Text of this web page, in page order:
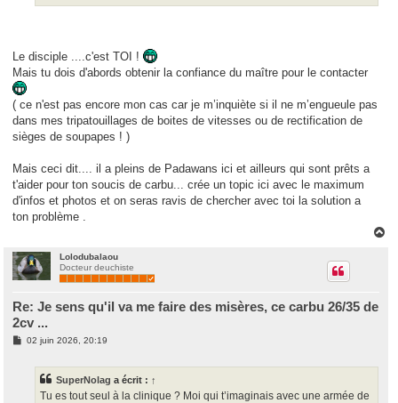
Le disciple ....c'est TOI !
Mais tu dois d'abords obtenir la confiance du maître pour le contacter
( ce n'est pas encore mon cas car je m’inquiète si il ne m’engueule pas
dans mes tripatouillages de boites de vitesses ou de rectification de
sièges de soupapes ! )
Mais ceci dit.... il a pleins de Padawans ici et ailleurs qui sont prêts a
t'aider pour ton soucis de carbu... crée un topic ici avec le maximum
d'infos et photos et on seras ravis de chercher avec toi la solution a
ton problème .
Lolodubalaou
Docteur deuchiste
Re: Je sens qu'il va me faire des misères, ce carbu 26/35 de
2cv ...
M02 juin 2026, 20:19
SuperNolag a écrit : ↑
Tu es tout seul à la clinique ? Moi qui t’imaginais avec une armée de